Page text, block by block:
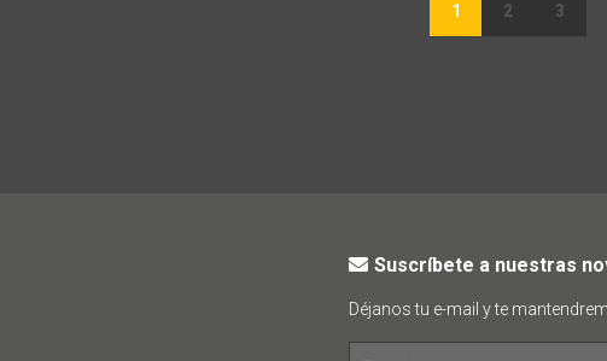
1 2 3
Suscríbete a nuestras
Déjanos tu e-mail y te